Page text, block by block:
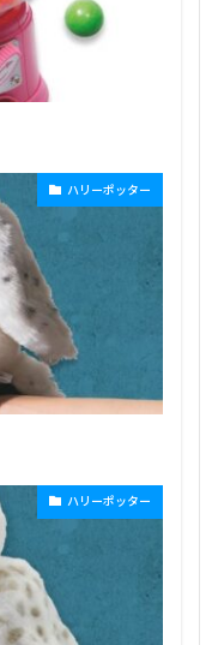
ハリーポッター
ハリーポッター